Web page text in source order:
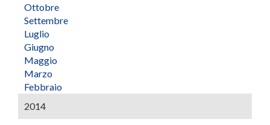
Ottobre
Settembre
Luglio
Giugno
Maggio
Marzo
Febbraio
2014